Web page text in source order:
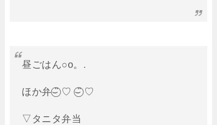
昼ごはん○o。.
ほか弁⌣̈⃝ ♡ ⌣̈⃝ ♡
▽タニタ弁当